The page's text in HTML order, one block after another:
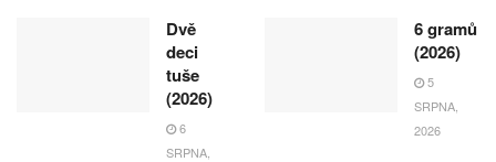
Dvě
deci
tuše
(2026)
6
SRPNA,
6 gramů
(2026)
5
SRPNA,
2026